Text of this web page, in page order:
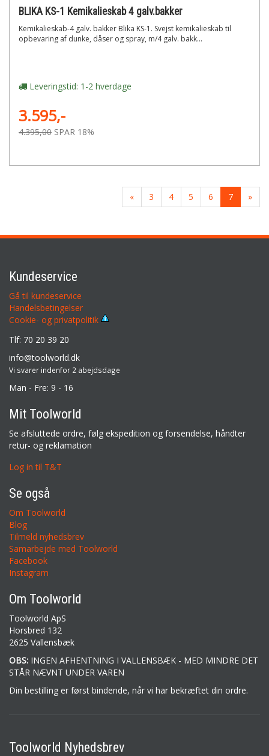
BLIKA KS-1 Kemikalieskab 4 galv.bakker
Kemikalieskab-4 galv. bakker Blika KS-1. Svejst kemikalieskab til
opbevaring af dunke, dåser og spray, m/4 galv. bakk...
Leveringstid: 1-2 hverdage
3.595,-
4.395,00 SPAR 18%
« 3 4 5 6 7 »
Kundeservice
Gå til kundeservice
Handelsbetingelser
Cookie- og privatpolitik
Tlf: 70 20 39 20
info@toolworld.dk
Vi svarer indenfor 2 abejdsdage
Man - Fre: 9 - 16
Mit Toolworld
Se afsluttede ordre, følg ekspedition og forsendelse, håndter
retur- og reklamation
Log in til T&T
Se også
Om Toolworld
Blog
Tilmeld nyhedsbrev
Samarbejde med Toolworld
Facebook
Instagram
Om Toolworld
Toolworld ApS
Horsbred 132
2625 Vallensbæk
OBS: INGEN AFHENTNING I VALLENSBÆK - MED MINDRE DET
STÅR NÆVNT UNDER VAREN
Din bestilling er først bindende, når vi har bekræftet din ordre.
Toolworld Nyhedsbrev